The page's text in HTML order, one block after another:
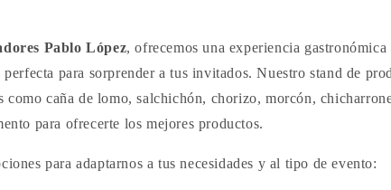
Pablo López, ofrecemos una experiencia gastronómica
para sorprender a tus invitados. Nuestro stand de
caña de lomo, salchichón, chorizo, morcón,
para ofrecerte los mejores productos.
para adaptarnos a tus necesidades y al tipo de evento: